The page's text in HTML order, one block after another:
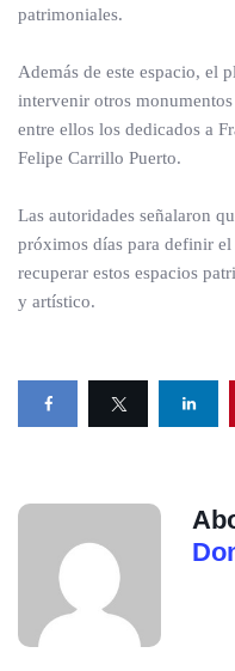
patrimoniales.
Además de este espacio, el
intervenir otros
entre ellos los dedicados a
Felipe Carrillo Puerto.
Las autoridades señalaron
próximos días para definir
recuperar estos espacios
y artístico.